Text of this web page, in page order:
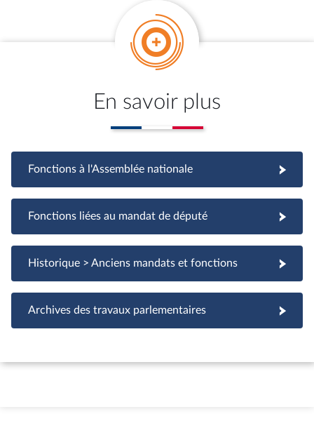
En savoir plus
Fonctions à l'Assemblée nationale
Fonctions à l'Assemblée nationale
Fonctions liées au mandat de député
Fonctions liées au mandat de député
Historique > Anciens mandats et fonctions
Archives des travaux parlementaires